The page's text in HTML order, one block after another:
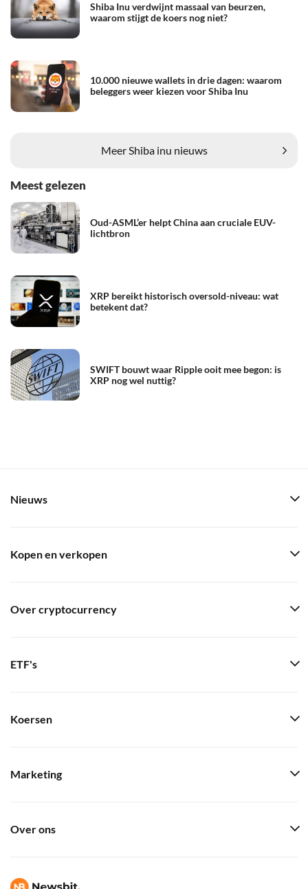
Shiba Inu verdwijnt massaal van beurzen,
waarom stijgt de koers nog niet?
10.000 nieuwe wallets in drie dagen: waarom
beleggers weer kiezen voor Shiba Inu
Meer Shiba inu nieuws
Meest gelezen
Oud-ASML’er helpt China aan cruciale EUV-
lichtbron
XRP bereikt historisch oversold-niveau: wat
betekent dat?
SWIFT bouwt waar Ripple ooit mee begon: is
XRP nog wel nuttig?
Nieuws
Kopen en verkopen
Over cryptocurrency
ETF's
Koersen
Marketing
Over ons